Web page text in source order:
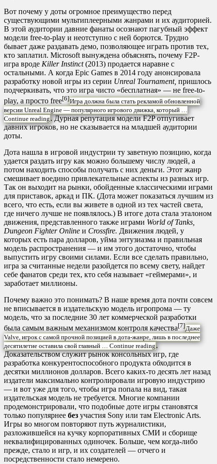
Вот почему у доты огромное преимущество перед
существующими мультиплеерными жанрами и их аудиторией.
В этой аудитории давние фанаты осознают пагубный эффект
модели free-to-play и неотступно с ней борются. Трудно
бывает даже раздавать демо, позволяющее играть против тех,
кто заплатил. Microsoft вынуждена объяснять, почему F2P-
игра вроде Killer Instinct(2013) продается наравне с
остальными. А когда Epic Games в 2014 году анонсировала
разработку новой игры из серии Unreal Tournament, пришлось
подчеркивать, что это игра чисто «бесплатная» — не free-to-
play, а просто free[6]Игра должна была стать рекламой обновленной
версии Unreal Engine — популярного игрового движка, который …
Continue reading . Дурная репутация модели F2P отпугивает
давних игроков, но не сказывается на младшей аудитории
доты.
Дота нашла в игровой индустрии ту заветную позицию, когда
удается раздать игру как можно большему числу людей, а
потом находить способы получать с них деньги. Этот жанр
смешивает воедино привлекательные аспекты из разных игр.
Так он выходит на рынки, обойденные классическими играми
для приставок, аркад и ПК. (Дота может показаться лучшим из
всего, что есть, если вы живете в одной из тех частей света,
где ничего лучше не появлялось.) В итоге дота стала эталоном
движения, представленного также играми World of Tanks,
Dungeon Fighter Online и Crossfire. Движения людей, у
которых есть пара долларов, уйма энтузиазма и правильная
модель распространения — и им этого достаточно, чтобы
выпустить игру своими силами. Если все сделать правильно,
игра за считанные недели разойдется по всему свету, найдет
себе фанатов среди тех, кто себя называет «геймерами», и
заработает миллионы.
Почему важно это понимать? В наше время дота почти совсем
не вписывается в издательскую модель игропрома — ту
модель, что за последние 30 лет коммерческой разработки
была самым важным механизмом контроля качества[7]Даже
Valve, игрок с самой прочной позицией в дота-жанре, лишь в последнее
десятилетие оставила свой главный … Continue reading .
Доказательством служит рынок консольных игр, где
разработка конкурентоспособного продукта обходится в
десятки миллионов долларов. Всего каких-то десять лет назад
издатели максимально контролировали игровую индустрию
— и вот уже для того, чтобы игра попала на вид, такая
издательская модель не требуется. Многие компании
продемонстрировали, что подобные доте игры становятся
только популярнее без участия Sony или там Electronic Arts.
Игры во многом повторяют путь журналистики,
разложившейся на кучку корпоративных СМИ и сборище
неквалифицированных одиночек. Больше, чем когда-либо
прежде, стало и игр, и их создателей — отчего и
посредственности стало немерено.